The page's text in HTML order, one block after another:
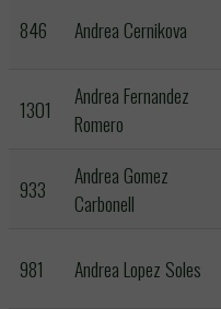
846 Andrea Cernikova
1301
Andrea Fernandez
Romero
933
Andrea Gomez
Carbonell
981 Andrea Lopez Soles